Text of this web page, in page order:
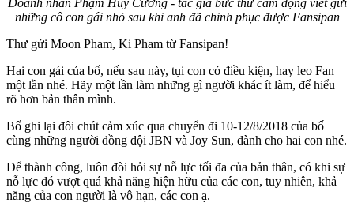
những cô con gái nhỏ sau khi anh đã chinh phục được Fansipan
Thư gửi Moon Pham, Ki Pham từ Fansipan!
Hai con gái của bố, nếu sau này, tụi con có điều kiện, hay leo Fan
một lần nhé. Hãy một lần làm những gì người khác ít làm, để hiểu
rõ hơn bản thân mình.
Bố ghi lại đôi chút cảm xúc qua chuyển đi 10-12/8/2018 của bố
cùng những người đồng đội JBN và Joy Sun, dành cho hai con nhé.
Để thành công, luôn đòi hỏi sự nỗ lực tối đa của bản thân, có khi sự
nỗ lực đó vượt quá khả năng hiện hữu của các con, tuy nhiên, khả
năng của con người là vô hạn, các con ạ.